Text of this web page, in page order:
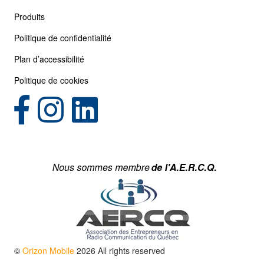
Produits
Politique de confidentialité
Plan d’accessibilité
Politique de cookies
(opens in new tab)
(opens in new tab)
© Orizon Mobile 2026 All rights reserved